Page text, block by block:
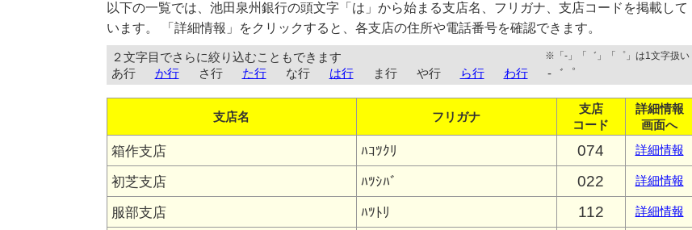
以下の一覧では、池田泉州銀行の頭文字「は」から始まる支店名、フリガナ、支店コードを掲載して
います。 「詳細情報」をクリックすると、各支店の住所や電話番号を確認できます。
２文字目でさらに絞り込むこともできます ※「-」「゛」「゜」は1文字扱い
あ行 か行 さ行 た行 な行 は行 ま行 や行 ら行 わ行 -゛゜
支店名 フリガナ
支店
コード
詳細情報
画面へ
箱作支店 ﾊｺﾂｸﾘ 074 詳細情報
初芝支店 ﾊﾂｼﾊﾞ 022 詳細情報
服部支店 ﾊﾂﾄﾘ 112 詳細情報